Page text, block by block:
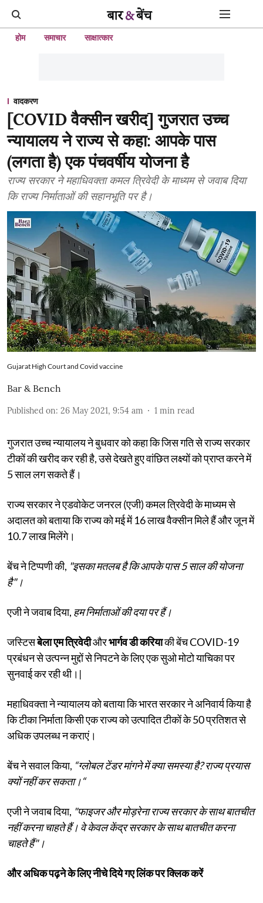
होम समाचार साक्षात्कार
वादकरण
[COVID वैक्सीन खरीद] गुजरात उच्च
न्यायालय ने राज्य से कहा: आपके पास
(लगता है) एक पंचवर्षीय योजना है
राज्य सरकार ने महाधिवक्ता कमल त्रिवेदी के माध्यम से जवाब दिया
कि राज्य निर्माताओं की सहानभूति पर है।
Gujarat High Court and Covid vaccine
Bar & Bench
Published on: 26 May 2021, 9:54 am 1 min read
गुजरात उच्च न्यायालय ने बुधवार को कहा कि जिस गति से राज्य सरकार
टीकों की खरीद कर रही है, उसे देखते हुए वांछित लक्ष्यों को प्राप्त करने में
5 साल लग सकते हैं।
राज्य सरकार ने एडवोकेट जनरल (एजी) कमल त्रिवेदी के माध्यम से
अदालत को बताया कि राज्य को मई में 16 लाख वैक्सीन मिले हैं और जून में
10.7 लाख मिलेंगे।
बेंच ने टिप्पणी की, "इसका मतलब है कि आपके पास 5 साल की योजना
है"।
एजी ने जवाब दिया, हम निर्माताओं की दया पर हैं।
जस्टिसबेला एम त्रिवेदीऔरभार्गव डी करियाकी बेंच COVID-19
प्रबंधन से उत्पन्न मुद्दों से निपटने के लिए एक सुओ मोटो याचिका पर
सुनवाई कर रही थी।|
महाधिवक्ता ने न्यायालय को बताया कि भारत सरकार ने अनिवार्य किया है
कि टीका निर्माता किसी एक राज्य को उत्पादित टीकों के 50 प्रतिशत से
अधिक उपलब्ध न कराएं।
बेंच ने सवाल किया, “ग्लोबल टेंडर मांगने में क्या समस्या है? राज्य प्रयास
क्यों नहीं कर सकता।“
एजी ने जवाब दिया, "फाइजर और मोड़रेना राज्य सरकार के साथ बातचीत
नहीं करना चाहते हैं। वे केवल केंद्र सरकार के साथ बातचीत करना
चाहते हैं"।
और अधिक पढ़ने के लिए नीचे दिये गए लिंक पर क्लिक करें